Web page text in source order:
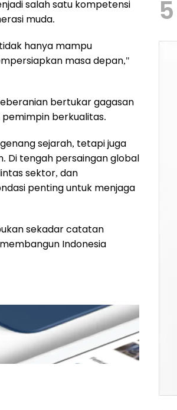
salah satu kompetensi
muda.
hanya mampu
masa depan,"
bertukar gagasan
berkualitas.
sejarah, tetapi juga
Di tengah persaingan global
sektor, dan
penting untuk menjaga
sekadar catatan
Indonesia
5